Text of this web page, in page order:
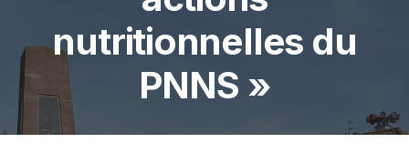
nutritionnelles du
PNNS »